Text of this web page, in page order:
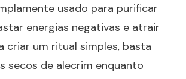
usado para purificar
energias negativas e atrair
criar um ritual simples, basta
secos de alecrim enquanto